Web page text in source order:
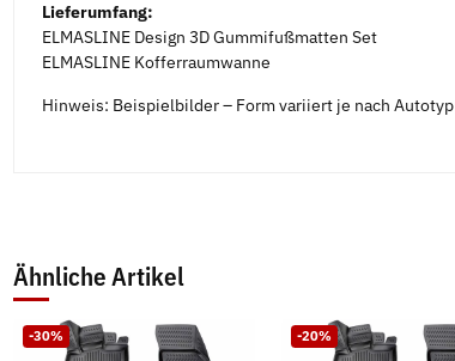
Lieferumfang:
ELMASLINE Design 3D Gummifußmatten Set
ELMASLINE Kofferraumwanne
Hinweis: Beispielbilder – Form variiert je nach Autotyp
Ähnliche Artikel
-30% -20%